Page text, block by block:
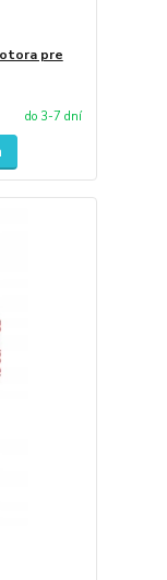
pre
do 3-7 dní